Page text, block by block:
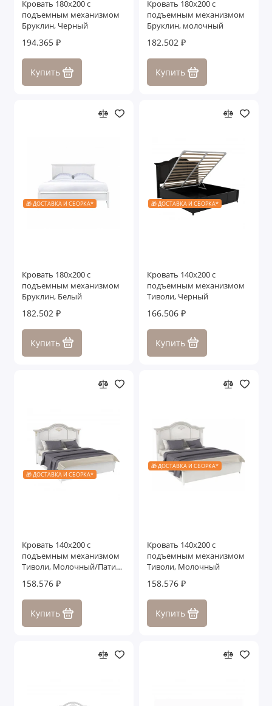
Кровать 180x200 с
подъемным механизмом
Бруклин, Черный
194.365 ₽
Купить
Кровать 180x200 с
подъемным механизмом
Бруклин, молочный
182.502 ₽
Купить
🎁 ДОСТАВКА И СБОРКА*
Кровать 180x200 с
подъемным механизмом
Бруклин, Белый
182.502 ₽
Купить
🎁 ДОСТАВКА И СБОРКА*
Кровать 140x200 с
подъемным механизмом
Тиволи, Черный
166.506 ₽
Купить
🎁 ДОСТАВКА И СБОРКА*
Кровать 140x200 с
подъемным механизмом
Тиволи, Молочный/Патина
158.576 ₽
Купить
🎁 ДОСТАВКА И СБОРКА*
Кровать 140x200 с
подъемным механизмом
Тиволи, Молочный
158.576 ₽
Купить